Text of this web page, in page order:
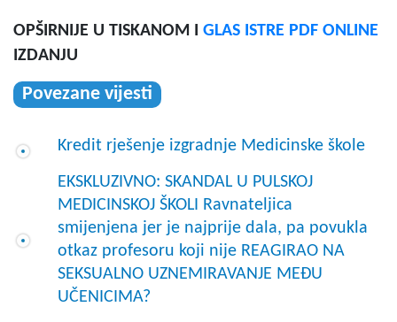
OPŠIRNIJE U TISKANOM I GLAS ISTRE PDF ONLINE
IZDANJU
Povezane vijesti
Kredit rješenje izgradnje Medicinske škole
EKSKLUZIVNO: SKANDAL U PULSKOJ
MEDICINSKOJ ŠKOLI Ravnateljica
smijenjena jer je najprije dala, pa povukla
otkaz profesoru koji nije REAGIRAO NA
SEKSUALNO UZNEMIRAVANJE MEĐU
UČENICIMA?